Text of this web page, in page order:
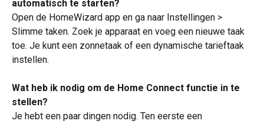
automatisch te starten?
Open de HomeWizard app en ga naar Instellingen >
Slimme taken. Zoek je apparaat en voeg een nieuwe taak
toe. Je kunt een zonnetaak of een dynamische tarieftaak
instellen.
Wat heb ik nodig om de Home Connect functie in te
stellen?
Je hebt een paar dingen nodig. Ten eerste een